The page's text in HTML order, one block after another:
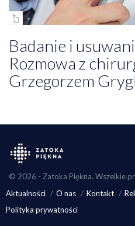
Badanie i
Rozmowa z
Grzegorzem
© 2026 - Zatoka Piękna. Wszelkie
Aktualności
O nas Kontakt
Polityka prywatności